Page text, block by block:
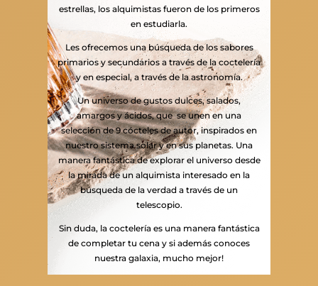
estrellas, los alquimistas fueron de los primeros
en estudiarla.
Les ofrecemos una búsqueda de los sabores
primarios y secundarios a través de la coctelería
y en especial, a través de la astronomía.
Un universo de gustos dulces, salados,
amargos y ácidos, que se unen en una
selección de 9 cócteles de autor, inspirados en
nuestro sistema solar y en sus planetas. Una
manera fantástica de explorar el universo desde
la mirada de un alquimista interesado en la
búsqueda de la verdad a través de un
telescopio.
Sin duda, la coctelería es una manera fantástica
de completar tu cena y si además conoces
nuestra galaxia, mucho mejor!